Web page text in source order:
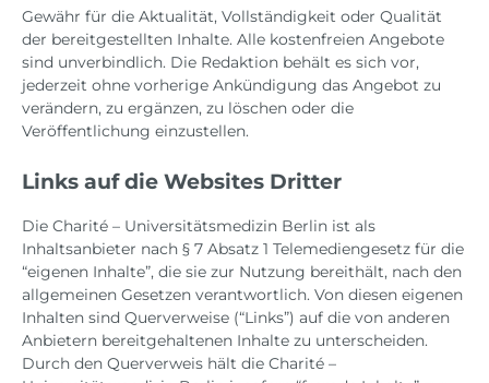
Gewähr für die Aktualität, Vollständigkeit oder Qualität
der bereitgestellten Inhalte. Alle kostenfreien Angebote
sind unverbindlich. Die Redaktion behält es sich vor,
jederzeit ohne vorherige Ankündigung das Angebot zu
verändern, zu ergänzen, zu löschen oder die
Veröffentlichung einzustellen.
Links auf die Websites Dritter
Die Charité – Universitätsmedizin Berlin ist als
Inhaltsanbieter nach § 7 Absatz 1 Telemediengesetz für die
“eigenen Inhalte”, die sie zur Nutzung bereithält, nach den
allgemeinen Gesetzen verantwortlich. Von diesen eigenen
Inhalten sind Querverweise (“Links”) auf die von anderen
Anbietern bereitgehaltenen Inhalte zu unterscheiden.
Durch den Querverweis hält die Charité –